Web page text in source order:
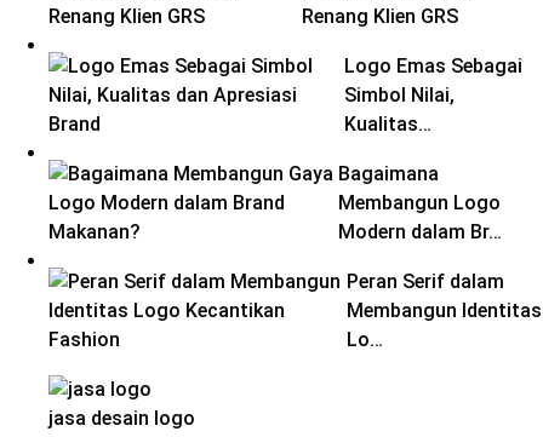
Renang Klien GRS
Logo Emas Sebagai
Simbol Nilai,
Kualitas…
Bagaimana
Membangun Logo
Modern dalam Br…
Peran Serif dalam
Membangun Identitas
Lo…
jasa desain logo